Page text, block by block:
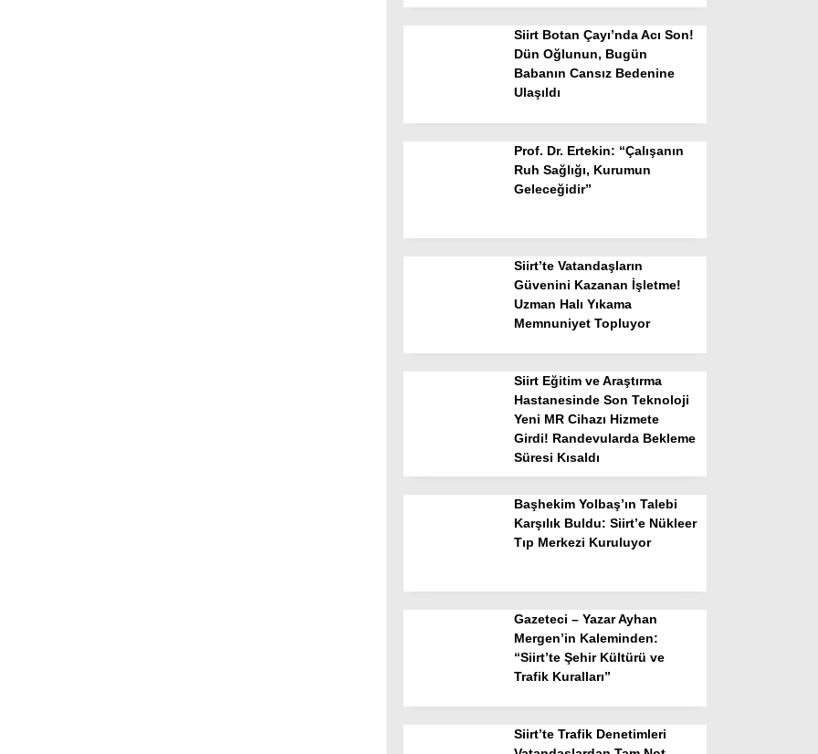
Siirt Botan Çayı’nda Acı Son!
Dün Oğlunun, Bugün
Babanın Cansız Bedenine
Ulaşıldı
Prof. Dr. Ertekin: “Çalışanın
Ruh Sağlığı, Kurumun
Geleceğidir”
Siirt’te Vatandaşların
Güvenini Kazanan İşletme!
Uzman Halı Yıkama
Memnuniyet Topluyor
Siirt Eğitim ve Araştırma
Hastanesinde Son Teknoloji
Yeni MR Cihazı Hizmete
Girdi! Randevularda Bekleme
Süresi Kısaldı
Başhekim Yolbaş’ın Talebi
Karşılık Buldu: Siirt’e Nükleer
Tıp Merkezi Kuruluyor
Gazeteci – Yazar Ayhan
Mergen’in Kaleminden:
“Siirt’te Şehir Kültürü ve
Trafik Kuralları”
Siirt’te Trafik Denetimleri